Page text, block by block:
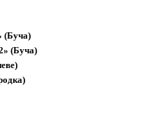
(Буча)
(Буча)